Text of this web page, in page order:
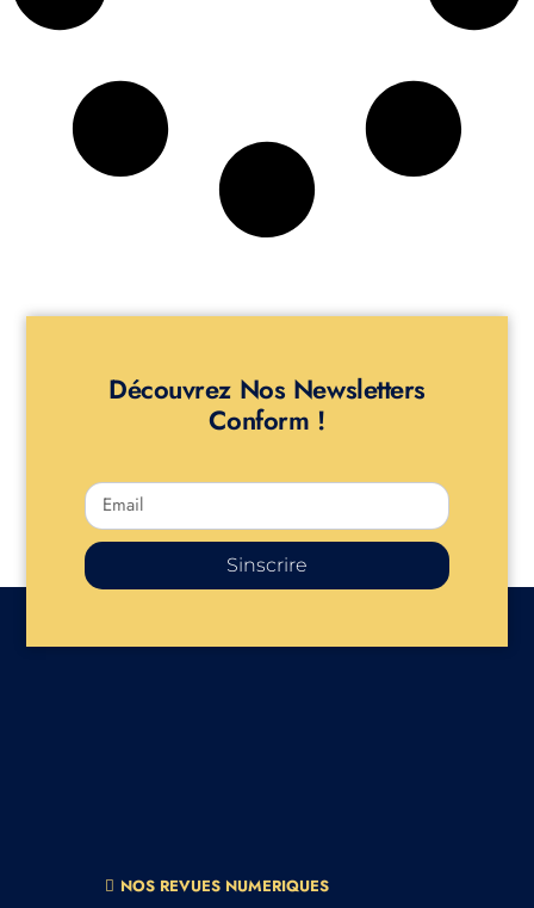
Découvrez Nos Newsletters
Conform !
Sinscrire
NOS REVUES NUMERIQUES